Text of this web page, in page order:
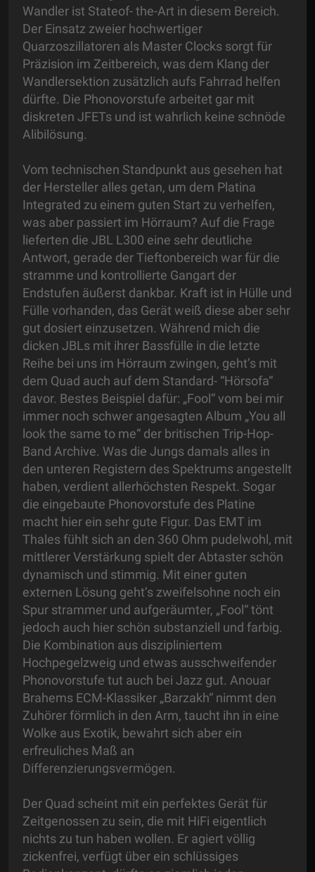
Wandler ist Stateof- the-Art in diesem Bereich.
Der Einsatz zweier hochwertiger
Quarzoszillatoren als Master Clocks sorgt für
Präzision im Zeitbereich, was dem Klang der
Wandlersektion zusätzlich aufs Fahrrad helfen
dürfte. Die Phonovorstufe arbeitet gar mit
diskreten JFETs und ist wahrlich keine schnöde
Alibilösung.
Vom technischen Standpunkt aus gesehen hat
der Hersteller alles getan, um dem Platina
Integrated zu einem guten Start zu verhelfen,
was aber passiert im Hörraum? Auf die Frage
lieferten die JBL L300 eine sehr deutliche
Antwort, gerade der Tieftonbereich war für die
stramme und kontrollierte Gangart der
Endstufen äußerst dankbar. Kraft ist in Hülle und
Fülle vorhanden, das Gerät weiß diese aber sehr
gut dosiert einzusetzen. Während mich die
dicken JBLs mit ihrer Bassfülle in die letzte
Reihe bei uns im Hörraum zwingen, geht’s mit
dem Quad auch auf dem Standard- “Hörsofa“
davor. Bestes Beispiel dafür: „Fool“ vom bei mir
immer noch schwer angesagten Album „You all
look the same to me“ der britischen Trip-Hop-
Band Archive. Was die Jungs damals alles in
den unteren Registern des Spektrums angestellt
haben, verdient allerhöchsten Respekt. Sogar
die eingebaute Phonovorstufe des Platine
macht hier ein sehr gute Figur. Das EMT im
Thales fühlt sich an den 360 Ohm pudelwohl, mit
mittlerer Verstärkung spielt der Abtaster schön
dynamisch und stimmig. Mit einer guten
externen Lösung geht’s zweifelsohne noch ein
Spur strammer und aufgeräumter, „Fool“ tönt
jedoch auch hier schön substanziell und farbig.
Die Kombination aus diszipliniertem
Hochpegelzweig und etwas ausschweifender
Phonovorstufe tut auch bei Jazz gut. Anouar
Brahems ECM-Klassiker „Barzakh“ nimmt den
Zuhörer förmlich in den Arm, taucht ihn in eine
Wolke aus Exotik, bewahrt sich aber ein
erfreuliches Maß an
Differenzierungsvermögen.
Der Quad scheint mit ein perfektes Gerät für
Zeitgenossen zu sein, die mit HiFi eigentlich
nichts zu tun haben wollen. Er agiert völlig
zickenfrei, verfügt über ein schlüssiges